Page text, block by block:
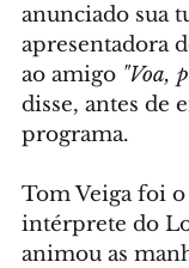
anunciado sua
apresentadora
ao amigo "Voa,
disse, antes de
programa.
Tom Veiga foi
intérprete do
animou as